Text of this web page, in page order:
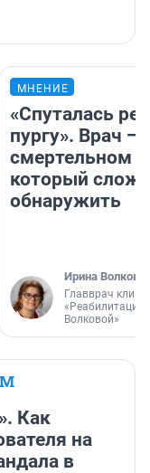
МНЕНИЕ
«Спуталась
пургу». Врач —
смертельном
который
обнаружить
Ирина Волкова
Главврач
«Реабилитация
Волковой»
Как
на
в